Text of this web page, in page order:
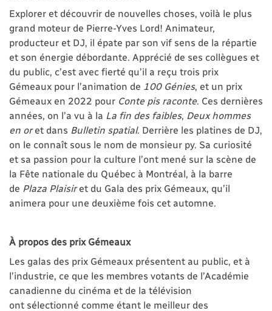
Explorer et découvrir de nouvelles choses, voilà le plus
grand moteur de Pierre-Yves Lord! Animateur,
producteur et DJ, il épate par son vif sens de la répartie
et son énergie débordante. Apprécié de ses collègues et
du public, c’est avec fierté qu’il a reçu trois prix
Gémeaux pour l’animation de 100 Génies, et un prix
Gémeaux en 2022 pour Conte pis raconte. Ces dernières
années, on l’a vu à la La fin des faibles, Deux hommes
en oret dans Bulletin spatial. Derrière les platines de DJ,
on le connaît sous le nom de monsieur py. Sa curiosité
et sa passion pour la culture l’ont mené sur la scène de
la Fête nationale du Québec à Montréal, à la barre
de Plaza Plaisiret du Gala des prix Gémeaux, qu’il
animera pour une deuxième fois cet automne.
À propos des prix Gémeaux
Les galas des prix Gémeaux présentent au public, et à
l’industrie, ce que les membres votants de l’Académie
canadienne du cinéma et de la télévision
ont sélectionné comme étant le meilleur des